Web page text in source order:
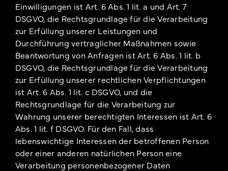
Einwilligungen ist Art. 6 Abs. 1 lit. a und Art. 7
DSGVO, die Rechtsgrundlage für die Verarbeitung
zur Erfüllung unserer Leistungen und
Durchführung vertraglicher Maßnahmen sowie
Beantwortung von Anfragen ist Art. 6 Abs. 1 lit. b
DSGVO, die Rechtsgrundlage für die Verarbeitung
zur Erfüllung unserer rechtlichen Verpflichtungen
ist Art. 6 Abs. 1 lit. c DSGVO, und die
Rechtsgrundlage für die Verarbeitung zur
Wahrung unserer berechtigten Interessen ist Art. 6
Abs. 1 lit. f DSGVO. Für den Fall, dass
lebenswichtige Interessen der betroffenen Person
oder einer anderen natürlichen Person eine
Verarbeitung personenbezogener Daten